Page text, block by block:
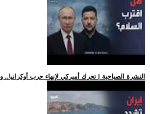
.. النشرة الصباحية | تحرك أميركي لإنهاء حرب أوكرانيا..